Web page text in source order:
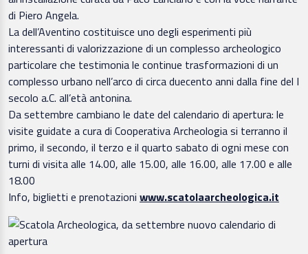
di Piero Angela.
Ladell’Aventino costituisce uno degli esperimenti più
interessanti di valorizzazione di un complesso archeologico
particolare che testimonia le continue trasformazioni di un
complesso urbano nell’arco di circa duecento anni dalla fine del I
secolo a.C. all’età antonina.
Da settembre cambiano le date del calendario di apertura: le
visite guidate a cura di Cooperativa Archeologia si terranno il
primo, il secondo, il terzo e il quarto sabato di ogni mese con
turni di visita alle 14.00, alle 15.00, alle 16.00, alle 17.00 e alle
18.00
Info, biglietti e prenotazioni www.scatolaarcheologica.it